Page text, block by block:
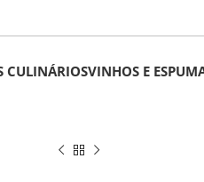
CULINÁRIOSVINHOS E